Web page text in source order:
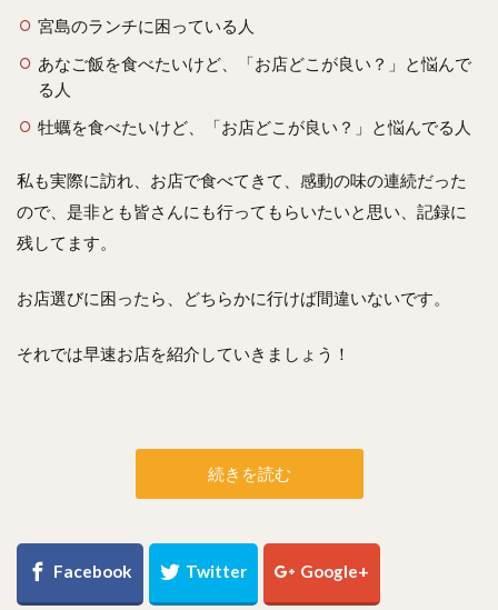
宮島のランチに困っている人
あなご飯を食べたいけど、「お店どこが良い？」と悩んで
る人
牡蠣を食べたいけど、「お店どこが良い？」と悩んでる人
私も実際に訪れ、お店で食べてきて、感動の味の連続だった
ので、是非とも皆さんにも行ってもらいたいと思い、記録に
残してます。
お店選びに困ったら、どちらかに行けば間違いないです。
それでは早速お店を紹介していきましょう！
続きを読む